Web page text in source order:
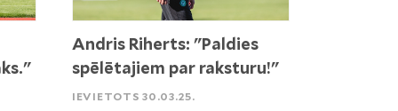
Andris Riherts: "Paldies
spēlētajiem par raksturu!"
IEVIETOTS 30.03.25.